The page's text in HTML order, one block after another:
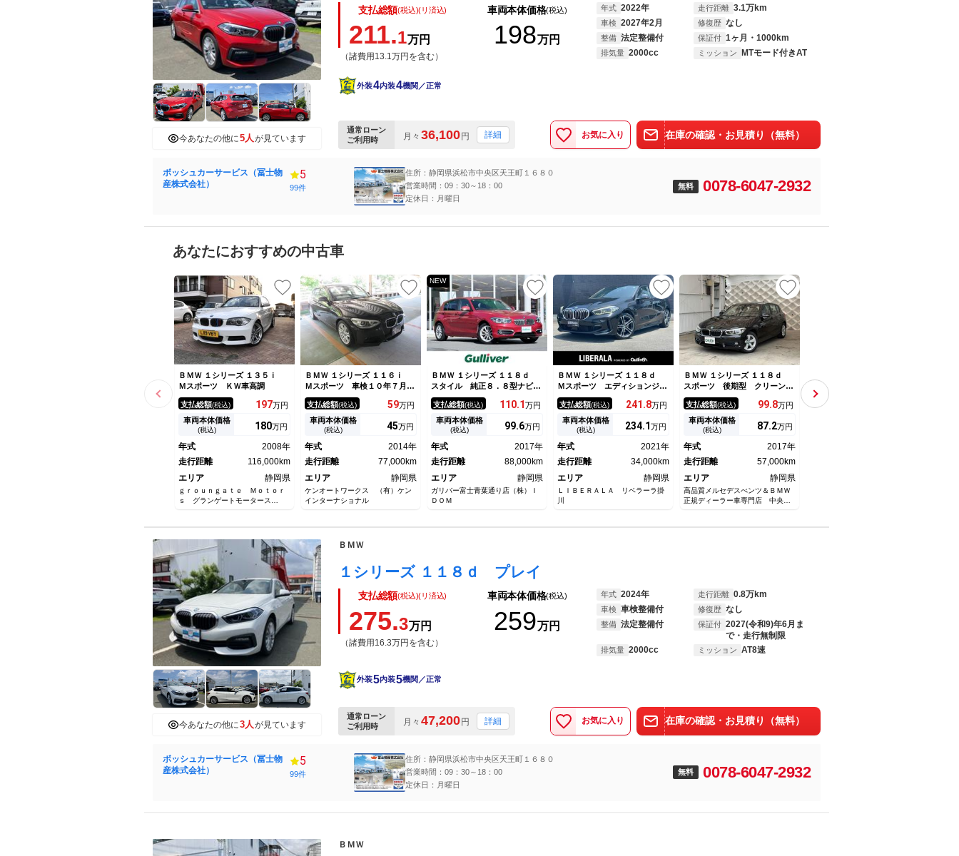
今あなたの他に5人が見ています
支払総額(税込)(リ済込)
211.1万円
（諸費用13.1万円を含む）
車両本体価格(税込)
198万円
年式 2022年 走行距離 3.1万km
車検 2027年2月 修復歴 なし
整備 法定整備付 保証付 1ヶ月・1000km
排気量 2000cc ミッション MTモード付きAT
外装4内装4機関／正常
通常ローン
ご利用時
月々 36,100円 詳細 お気に入り 在庫の確認・お見積り（無料）
ボッシュカーサービス（冨士物
産株式会社）
5
99件
住所：静岡県浜松市中央区天王町１６８０
営業時間：09：30～18：00
定休日：月曜日
無料 0078-6047-2932
あなたにおすすめの中古車
ＢＭＷ １シリーズ １３５ｉ
Ｍスポーツ ＫＷ車高調
支払総額(税込) 197万円
車両本体価格
(税込) 180万円
年式
2008年
走行距離
116,000km
エリア
静岡県
ｇｒｏｕｎｇａｔｅ Ｍｏｔｏｒ
ｓ グランゲートモータース
ＢＭＷ １シリーズ １１６ｉ
Ｍスポーツ 車検１０年７月１
日 下取り車 ターボ 純正ナ
ビ ＥＴＣ 前後ドラレコ 社
外ルームミラー型バックカメ
ラ プッシュスタート オート
ト シーケンシャルシフト 純
正アルミホイール
支払総額(税込) 59万円
車両本体価格
(税込) 45万円
年式
2014年
走行距離
77,000km
エリア
静岡県
ケンオートワークス （有）ケン
インターナショナル
NEW
ＢＭＷ １シリーズ １１８ｄ
スタイル 純正８．８型ナビ／
Ｂカメラ／ドラレコ／ハーフレ
ザーシート／コーナーセンサー
／オートエアコン／ｗ＋サイド
エアバッグ／Ｂｌｕｅｔｏｏｔ
Ｄヘッドライト／エンジンスタ
ートボタン
支払総額(税込) 110.1万円
車両本体価格
(税込) 99.6万円
年式
2017年
走行距離
88,000km
エリア
静岡県
ガリバー富士青葉通り店（株）Ｉ
ＤＯＭ
ＢＭＷ １シリーズ １１８ｄ
Ｍスポーツ エディションジョ
イ＋ ＩＤｒｉｖｅナビゲーシ
ョン・ＰＫＧ ＬＤＷ ＬＣ
Ｗ ＰＤＣ（フロント／リ
ヤ） １０．２５インチ純正ナ
ｙ ドライビング・アシスト
パーキング・アシスト メモリ
支払総額(税込) 241.8万円
車両本体価格
(税込) 234.1万円
年式
2021年
走行距離
34,000km
エリア
静岡県
ＬＩＢＥＲＡＬＡ リベラーラ掛
川
ＢＭＷ １シリーズ １１８ｄ
スポーツ 後期型 クリーンデ
ィーゼル パーキングサポー
ト コンフォートＰＫＧ ＯＰ
地デジＴＶ 後期ＬＥＤライ
ト インテリジェントセーフテ
正ナビＢＴ バックカメラ ソ
ナー
支払総額(税込) 99.8万円
車両本体価格
(税込) 87.2万円
年式
2017年
走行距離
57,000km
エリア
静岡県
高品質メルセデスべンツ＆ＢＭＷ
正規ディーラー車専門店 中央自
Ｍスポーツ ユーザー買取車
Ｍスポーツ 禁煙車 キセノン
ライト 左右独立エアコン
支払総額
今あなたの他に3人 が見ています
ＢＭＷ
１シリーズ １１８ｄ プレイ
支払総額(税込)(リ済込)
275.3万円
（諸費用16.3万円を含む）
車両本体価格(税込)
259万円
年式 2024年 走行距離 0.8万km
車検 車検整備付 修復歴 なし
整備 法定整備付 保証付 2027(令和9)年6月ま
で・走行無制限
排気量 2000cc ミッション AT8速
外装5内装5機関／正常
通常ローン
ご利用時
月々 47,200 円 詳細 お気に入り 在庫の確認・お見積り（無料）
ボッシュカーサービス（冨士物
産株式会社）
5
99件
住所：静岡県浜松市中央区天王町１６８０
営業時間：09：30～18：00
定休日：月曜日
無料 0078-6047-2932
ＢＭＷ